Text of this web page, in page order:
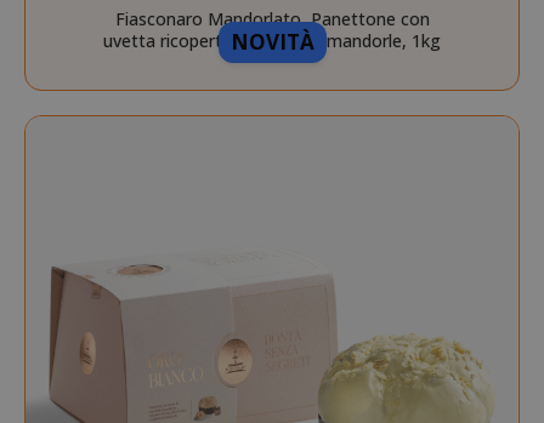
NOVITÀ
Fiasconaro Mandorlato, Panettone con
uvetta ricoperto di glassa e mandorle, 1kg